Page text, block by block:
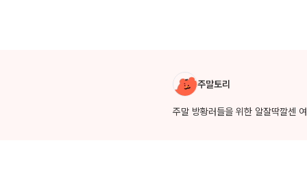
작성자 소개
주말토리
주말 방황러들을 위한 알잘딱깔센